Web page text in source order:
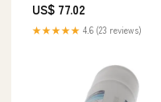
US$ 77.02
★★★★★ 4.6 (23 reviews)